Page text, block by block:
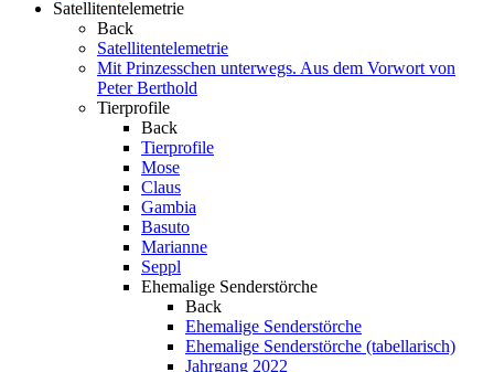
Satellitentelemetrie
Back
Satellitentelemetrie
Mit Prinzesschen unterwegs. Aus dem Vorwort von
Peter Berthold
Tierprofile
Back
Tierprofile
Mose
Claus
Gambia
Basuto
Marianne
Seppl
Ehemalige Senderstörche
Back
Ehemalige Senderstörche
Ehemalige Senderstörche (tabellarisch)
Jahrgang 2022